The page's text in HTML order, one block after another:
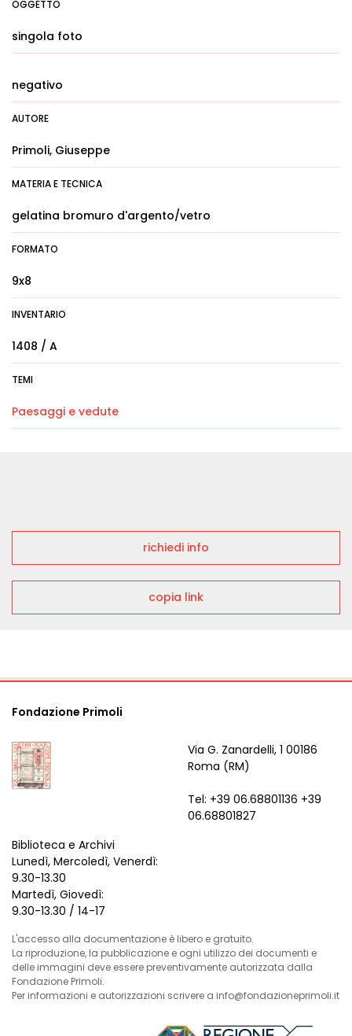
OGGETTO
singola foto
negativo
AUTORE
Primoli, Giuseppe
MATERIA E TECNICA
gelatina bromuro d'argento/vetro
FORMATO
9x8
INVENTARIO
1408 / A
TEMI
Paesaggi e vedute
richiedi info
copia link
Fondazione Primoli
Via G. Zanardelli, 1 00186
Roma (RM)
Tel: +39 06.68801136 +39
06.68801827
Biblioteca e Archivi
Lunedì, Mercoledì, Venerdì:
9.30-13.30
Martedì, Giovedì:
9.30-13.30 / 14-17
L'accesso alla documentazione è libero e gratuito.
La riproduzione, la pubblicazione e ogni utilizzo dei documenti e
delle immagini deve essere preventivamente autorizzata dalla
Fondazione Primoli.
Per informazioni e autorizzazioni scrivere a info@fondazioneprimoli.it